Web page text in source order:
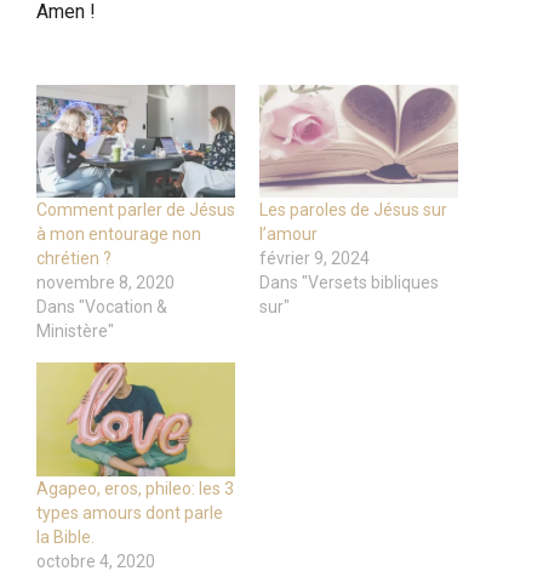
Amen !
Comment parler de Jésus
à mon entourage non
chrétien ?
novembre 8, 2020
Dans "Vocation &
Ministère"
Les paroles de Jésus sur
l’amour
février 9, 2024
Dans "Versets bibliques
sur"
Agapeo, eros, phileo: les 3
types amours dont parle
la Bible.
octobre 4, 2020